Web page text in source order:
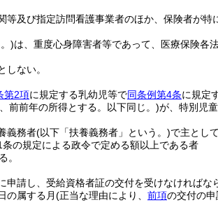
及び指定訪問看護事業者のほか、保険者が特
)は、重度心身障害者等であって、医療保険各
ない。
第2項に規定する乳幼児等で同条例第4条に規定
前前年の所得とする。以下同じ。)が、特別児
義務者(以下「扶養義務者」という。)で主とし
の規定による政令で定める額以上である者
。
請し、受給資格者証の交付を受けなければな
の属する月(正当な理由により、 前項の交付の